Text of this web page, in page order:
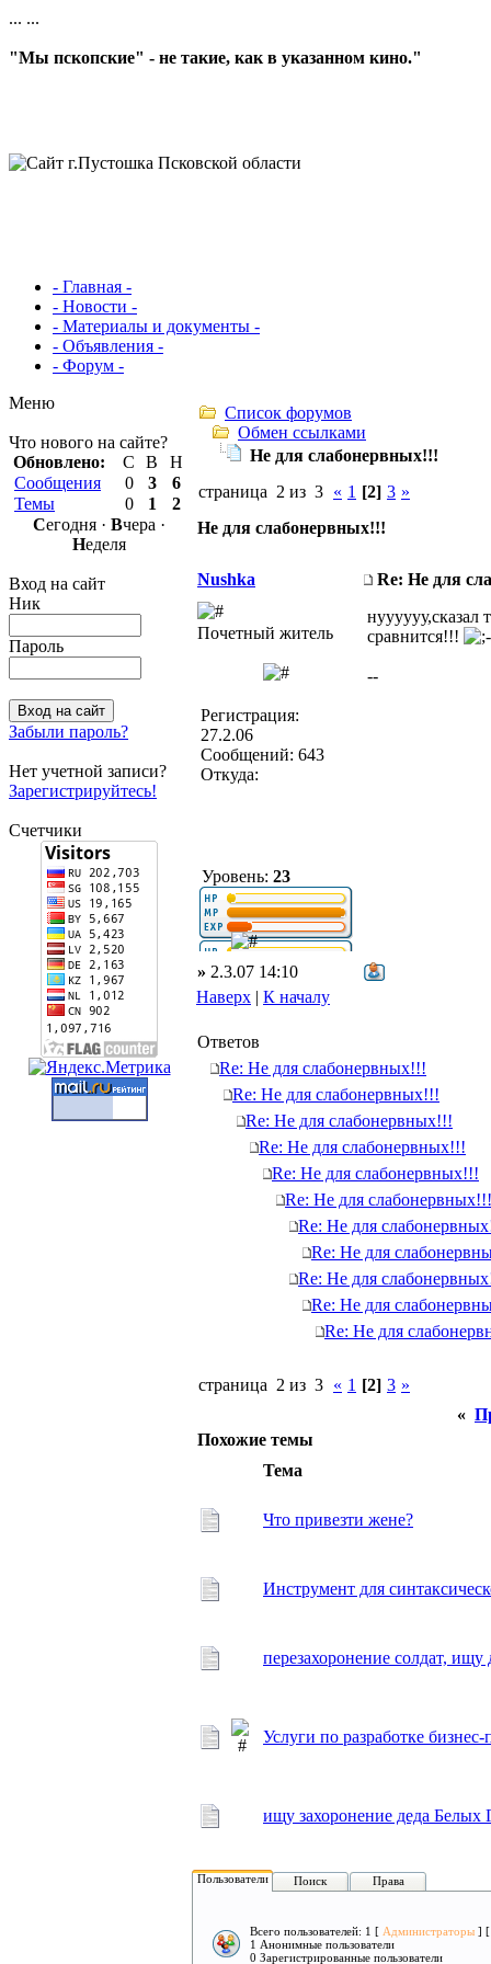
... ...
"Мы пскопские" - не такие, как в указанном кино."
- Главная -
- Новости -
- Материалы и документы -
- Объявления -
- Форум -
Меню
Что нового на сайте?
Обновлено:
С В
Н
Сообщения
0 3
6
Темы
0 1
2
Сегодня · Вчера ·
Неделя
Вход на сайт
Ник
Пароль
Забыли пароль?
Нет учетной записи?
Зарегистрируйтесь!
Счетчики
Список форумов
Обмен ссылками
Не для слабонервных!!!
страница 2 из 3 « 1 [2] 3 »
Не для слабонервных!!!
Nushka Re: Не для
Почетный житель
Регистрация:
27.2.06
Сообщений: 643
Откуда:
Уровень: 23
сравнится!!!
--
» 2.3.07 14:10
Наверх | К началу
Ответов
Re: Не для слабонервных!!!
Re: Не для слабонервных!!!
Re: Не для слабонервных!!!
Re: Не для слабонервных!!!
Re: Не для слабонервных!!!
Re: Не для слабонервных!!!
Re: Не для
Re: Не для
Re: Не для
Re: Не для
Re: Не для
страница 2 из 3 « 1 [2] 3 »
«
Похожие темы
Тема
Что привезти жене?
Инструмент для
перезахоронение солдат, ищу
Услуги по разработке
ищу захоронение деда Белых
Пользователи Поиск Права
Всего пользователей: 1 [ Администраторы ]
1 Анонимные пользователи
0 Зарегистрированные пользователи